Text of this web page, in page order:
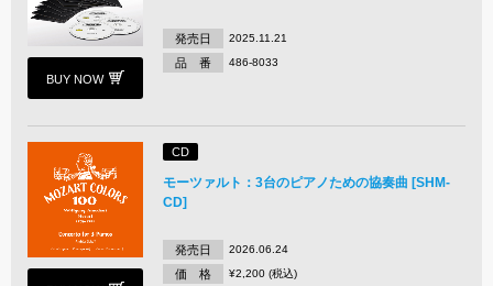
BUY NOW
発売日 2025.11.21
品 番 486-8033
CD
モーツァルト：3台のピアノための協奏曲 [SHM-
CD]
発売日 2026.06.24
価 格 ¥2,200 (税込)